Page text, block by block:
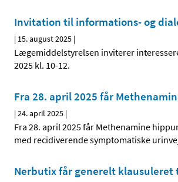
Invitation til informations- og
| 15. august 2025 |
Lægemiddelstyrelsen inviterer
2025 kl. 10-12.
Fra 28. april 2025 får
|24. april 2025 |
Fra 28. april 2025 får Methenamine
med recidiverende symptomatiske
Nerbutix får generelt klausuleret